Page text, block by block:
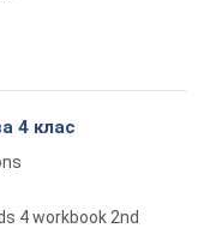
4 клас
4 workbook 2nd